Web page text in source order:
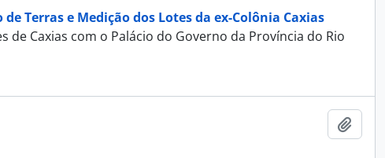
Terras e Medição dos Lotes da ex-Colônia Caxias
Caxias com o Palácio do Governo da Província do Rio